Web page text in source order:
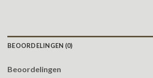
BEOORDELINGEN (0)
Beoordelingen